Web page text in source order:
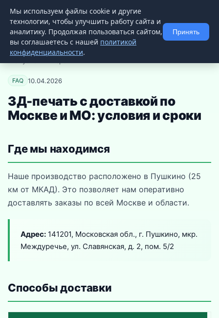
3DZIPPER 📚 Статьи
Главная→База знаний→ 3Д-печать с доставкой по Москве и
FAQ 10.04.2026
3Д-печать с доставкой по
Москве и МО: условия и сроки
Где мы находимся
Наше производство расположено в Пушкино (25
км от МКАД). Это позволяет нам оперативно
доставлять заказы по всей Москве и области.
Адрес: 141201, Московская обл., г. Пушкино, мкр.
Междуречье, ул. Славянская, д. 2, пом. 5/2
Способы доставки
Мы используем файлы cookie и другие
технологии, чтобы улучшить работу сайта и
аналитику. Продолжая пользоваться сайтом,
вы соглашаетесь с нашей политикой
конфиденциальности.
Принять